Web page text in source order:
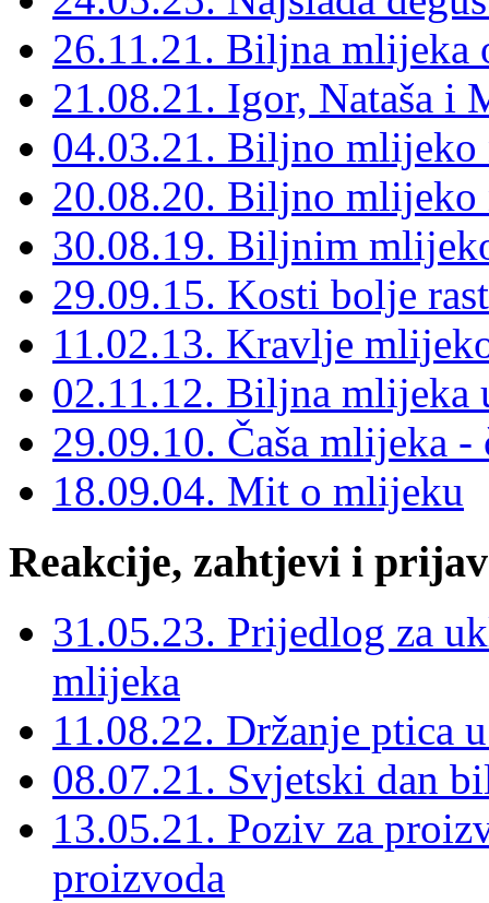
26.11.21. Biljna mlijeka
21.08.21. Igor, Nataša i
04.03.21. Biljno mlijeko
20.08.20. Biljno mlijeko
30.08.19. Biljnim
29.09.15. Kosti bolje
11.02.13. Kravlje
02.11.12. Biljna mlijeka
29.09.10. Čaša mlijeka -
18.09.04. Mit o mlijeku
Reakcije, zahtjevi i
31.05.23. Prijedlog za
mlijeka
11.08.22. Držanje ptica
08.07.21. Svjetski dan
13.05.21. Poziv za
proizvoda